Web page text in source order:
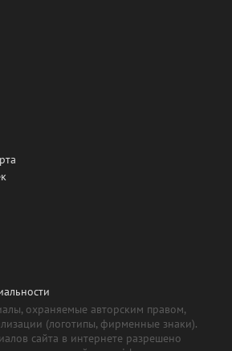
охраняемые авторским правом,
(логотипы, фирменные знаки).
сайта в интернете разрешено